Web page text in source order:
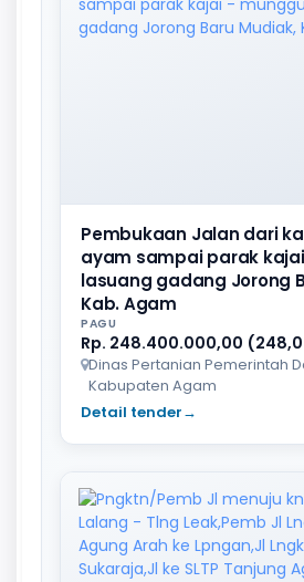
Pembukaan Jalan dari
ayam sampai parak
lasuang gadang Jorong
Kab. Agam
PAGU
Rp. 248.400.000,00
Dinas Pertanian Pemerintah
Kabupaten Agam
Detail tender→